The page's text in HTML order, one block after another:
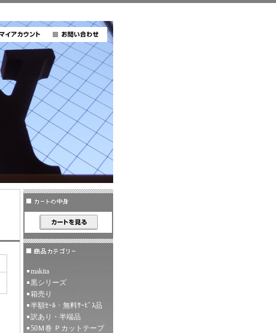
makita
黒シリーズ
箱売り
半額ｾｰﾙ・無料ｻｰﾋﾞｽ品
訳あり・半端品
50Ｍ巻 Ｐカットテープ